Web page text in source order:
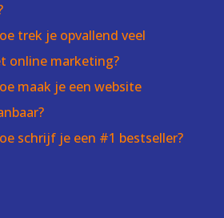
trek je opvallend veel
online marketing?
maak je een website
schrijf je een #1 bestseller?